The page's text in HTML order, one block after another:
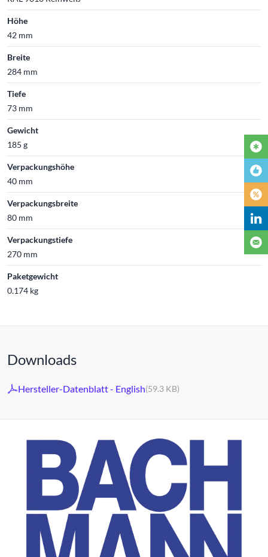
Höhe
42 mm
Breite
284 mm
Tiefe
73 mm
Gewicht
185 g
Verpackungshöhe
40 mm
Verpackungsbreite
80 mm
Verpackungstiefe
270 mm
Paketgewicht
0.174 kg
Downloads
Hersteller-Datenblatt - English(59.3 KB)